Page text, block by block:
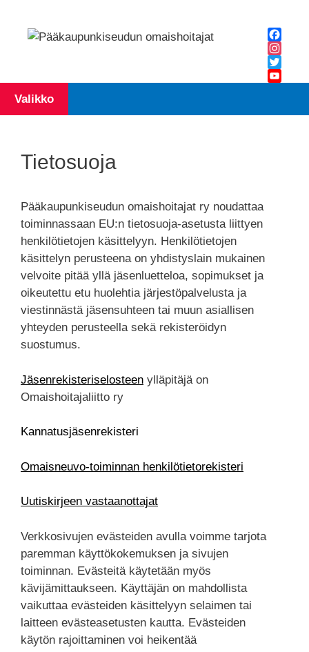
sisältöön
Twitter
Valikko
Tietosuoja
Pääkaupunkiseudun omaishoitajat ry noudattaa
toiminnassaan EU:n tietosuoja-asetusta liittyen
henkilötietojen käsittelyyn. Henkilötietojen
käsittelyn perusteena on yhdistyslain mukainen
velvoite pitää yllä jäsenluetteloa, sopimukset ja
oikeutettu etu huolehtia järjestöpalvelusta ja
viestinnästä jäsensuhteen tai muun asiallisen
yhteyden perusteella sekä rekisteröidyn
suostumus.
Jäsenrekisteriselosteen ylläpitäjä on
Omaishoitajaliitto ry
Kannatusjäsenrekisteri
Omaisneuvo-toiminnan henkilötietorekisteri
Uutiskirjeen vastaanottajat
Verkkosivujen evästeiden avulla voimme tarjota
paremman käyttökokemuksen ja sivujen
toiminnan. Evästeitä käytetään myös
kävijämittaukseen. Käyttäjän on mahdollista
vaikuttaa evästeiden käsittelyyn selaimen tai
laitteen evästeasetusten kautta. Evästeiden
käytön rajoittaminen voi heikentää